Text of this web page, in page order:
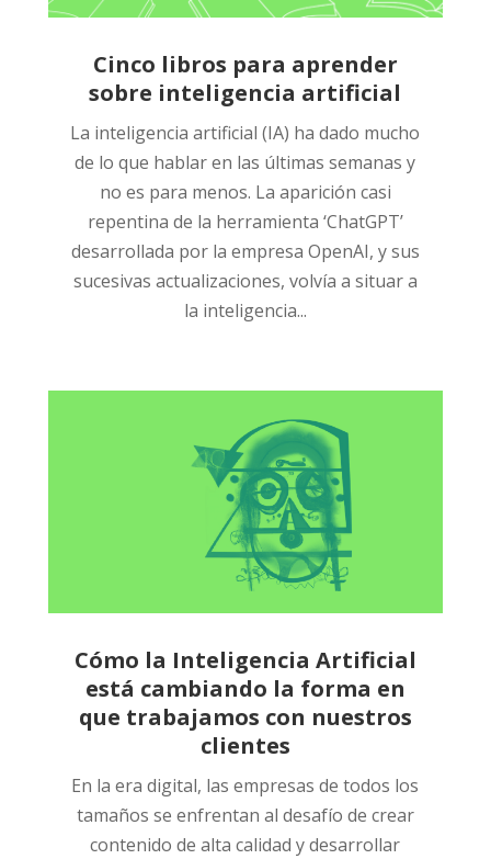
Cinco libros para aprender
sobre inteligencia artificial
La inteligencia artificial (IA) ha dado mucho
de lo que hablar en las últimas semanas y
no es para menos. La aparición casi
repentina de la herramienta ‘ChatGPT’
desarrollada por la empresa OpenAI, y sus
sucesivas actualizaciones, volvía a situar a
la inteligencia...
Cómo la Inteligencia Artificial
está cambiando la forma en
que trabajamos con nuestros
clientes
En la era digital, las empresas de todos los
tamaños se enfrentan al desafío de crear
contenido de alta calidad y desarrollar